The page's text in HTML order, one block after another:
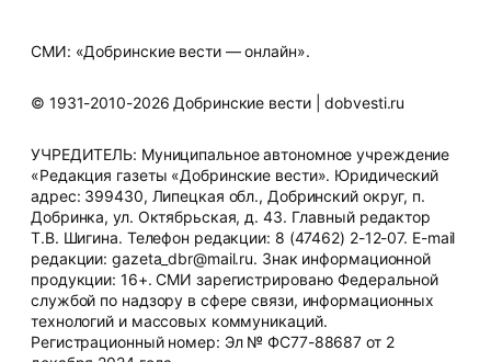
СМИ: «Добринские вести — онлайн».
© 1931-2010-2026 Добринские вести | dobvesti.ru
УЧРЕДИТЕЛЬ: Муниципальное автономное учреждение
«Редакция газеты «Добринские вести». Юридический
адрес: 399430, Липецкая обл., Добринский округ, п.
Добринка, ул. Октябрьская, д. 43. Главный редактор
Т.В. Шигина. Телефон редакции: 8 (47462) 2-12-07. E-mail
редакции: gazeta_dbr@mail.ru. Знак информационной
продукции: 16+. СМИ зарегистрировано Федеральной
службой по надзору в сфере связи, информационных
технологий и массовых коммуникаций.
Регистрационный номер: Эл № ФС77-88687 от 2